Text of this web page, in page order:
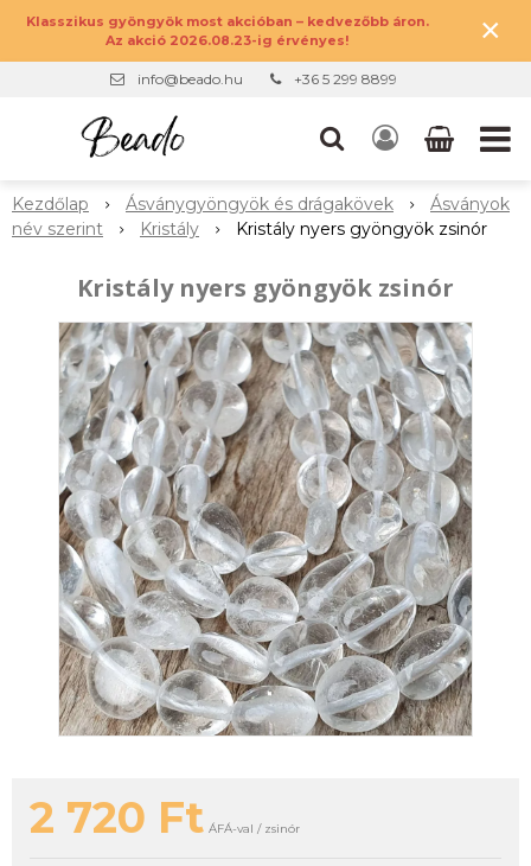
Klasszikus gyöngyök most akcióban – kedvezőbb áron.
Az akció 2026.08.23-ig érvényes!
×
info@beado.hu +36 5 299 8899
Kezdőlap Ásványgyöngyök és drágakövek
Ásványok
név szerint
Kristály Kristály nyers gyöngyök zsinór
Kristály nyers gyöngyök zsinór
2 720 Ft ÁFÁ-val / zsinór